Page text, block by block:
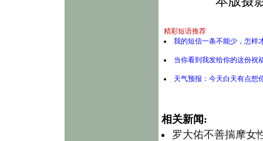
精彩短语推荐
我的短信一条不能少，怎样
当你看到我发给你的这份
天气预报：今天白天有点
相关新闻:
罗大佑不善揣摩女